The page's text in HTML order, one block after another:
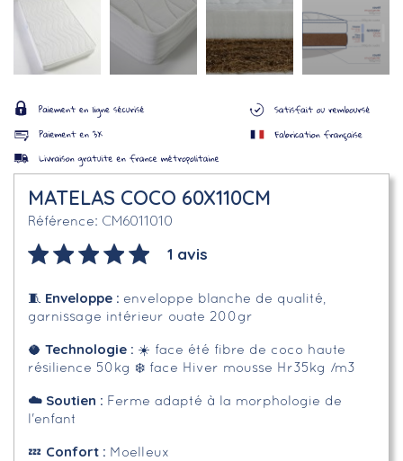
MATELAS COCO 60X110CM
Référence CM6011010
1 avis
🧵 Enveloppe : enveloppe blanche de qualité,
garnissage intérieur ouate 200gr
🥥 Technologie : ☀️ face été fibre de coco haute
résilience 50kg ❄️ face Hiver mousse Hr35kg /m3
☁️ Soutien : Ferme adapté à la morphologie de
l'enfant
💤 Confort : Moelleux